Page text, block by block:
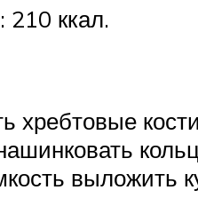
210 ккал.
хребтовые
выложить